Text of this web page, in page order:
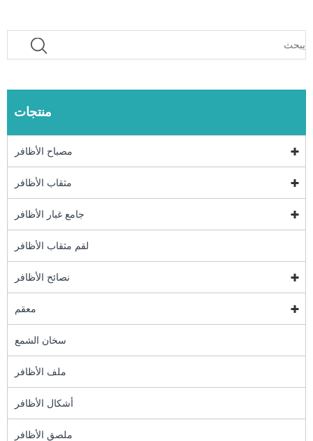
منتجات
مصباح الأظافر
مثقاب الأظافر
جامع غبار الأظافر
لقم مثقاب الأظافر
نصائح الأظافر
معقم
سخان الشمع
ملف الأظافر
أشكال الأظافر
ملصق الأظافر